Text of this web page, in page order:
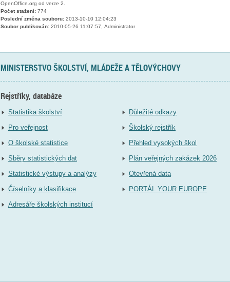
OpenOffice.org od verze 2.
Počet stažení:774
Poslední změna souboru:2013-10-10 12:04:23
Soubor publikován:2010-05-26 11:07:57, Administrator
MINISTERSTVO ŠKOLSTVÍ, MLÁDEŽE A TĚLOVÝCHOVY
Rejstříky, databáze
Statistika školství
Pro veřejnost
O školské statistice
Sběry statistických dat
Statistické výstupy a analýzy
Číselníky a klasifikace
Adresáře školských institucí
Důležité odkazy
Školský rejstřík
Přehled vysokých škol
Plán veřejných zakázek 2026
Otevřená data
PORTÁL YOUR EUROPE